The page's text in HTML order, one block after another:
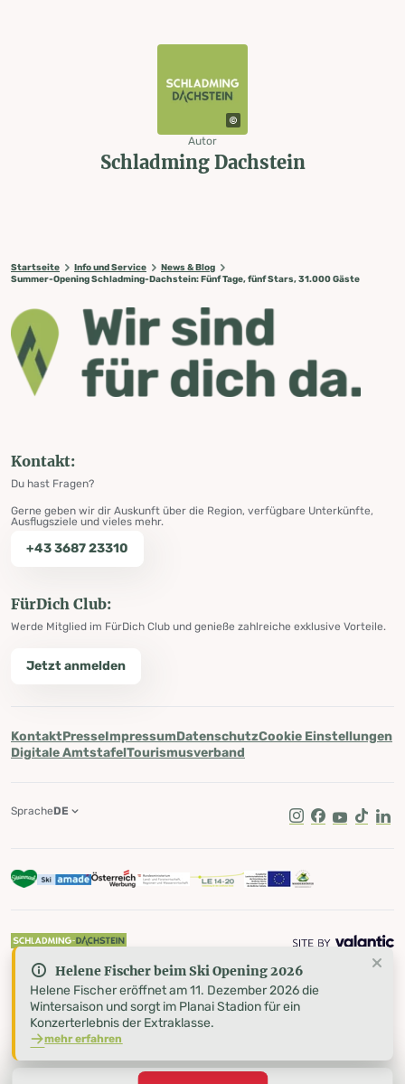
Helene Fischer beim Ski Opening 2026
Helene Fischer eröffnet am 11. Dezember 2026 die
Wintersaison und sorgt im Planai Stadion für ein
Konzerterlebnis der Extraklasse.
mehr erfahren
Autor
Schladming Dachstein
Startseite Info und Service
News & Blog
Summer-Opening Schladming-Dachstein: Fünf Tage, fünf Stars, 31.000 Gäste
Kontakt:
Du hast Fragen?
Gerne geben wir dir Auskunft über die Region, verfügbare Unterkünfte,
Ausflugsziele und vieles mehr.
+43 3687 23310
FürDich Club:
Werde Mitglied im FürDich Club und genieße zahlreiche exklusive Vorteile.
Jetzt anmelden
KontaktPresseImpressumDatenschutzCookie Einstellungen
Digitale AmtstafelTourismusverband
Instagram
Facebook
Youtube
Tik Tok
SpracheDE